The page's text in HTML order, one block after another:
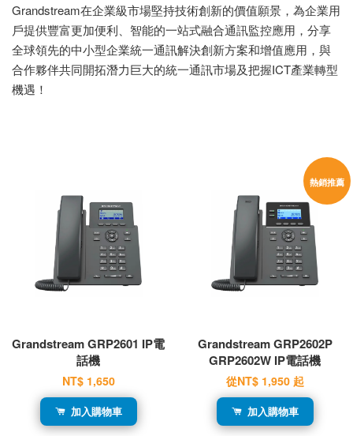
Grandstream在企業級市場堅持技術創新的價值願景，為企業用
戶提供豐富更加便利、智能的一站式融合通訊監控應用，分享
全球領先的中小型企業統一通訊解決創新方案和增值應用，與
合作夥伴共同開拓潛力巨大的統一通訊市場及把握ICT產業轉型
機遇！
Grandstream GRP2601 IP電
話機
NT$ 1,650
加入購物車
熱銷推薦
Grandstream GRP2602P
GRP2602W IP電話機
從NT$ 1,950 起
加入購物車